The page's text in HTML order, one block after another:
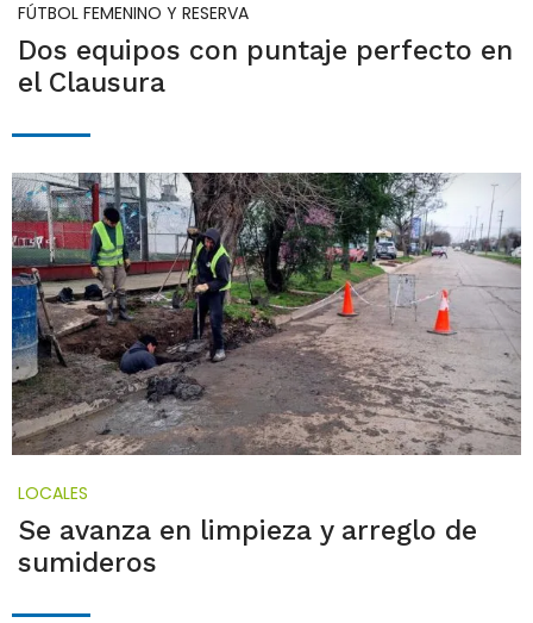
FÚTBOL FEMENINO Y RESERVA
Dos equipos con puntaje perfecto en
el Clausura
LOCALES
Se avanza en limpieza y arreglo de
sumideros